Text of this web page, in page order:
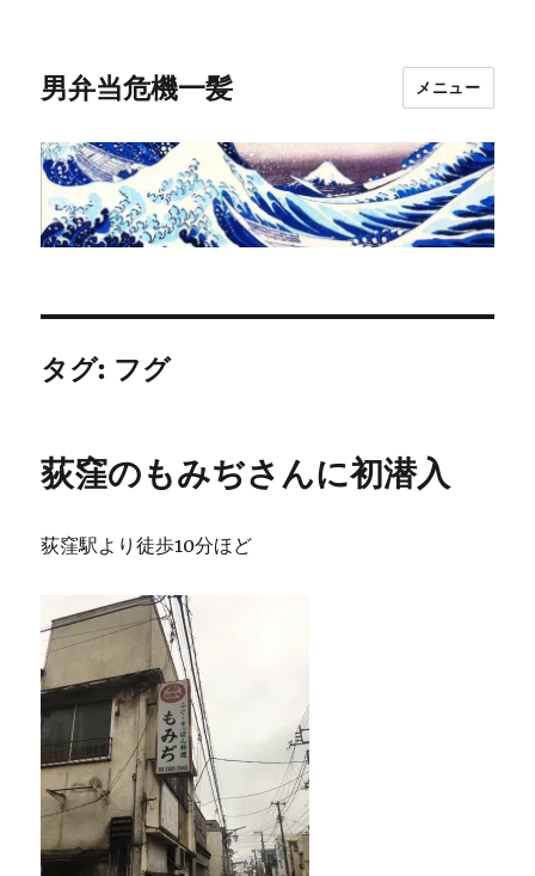
男弁当危機一髪 メニュー
タグ: フグ
荻窪のもみぢさんに初潜入
荻窪駅より徒歩10分ほど